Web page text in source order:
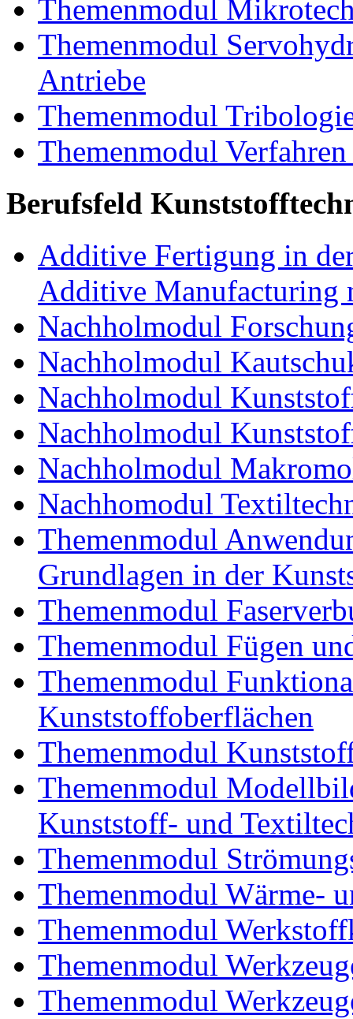
Themenmodul
Themenmodul
Antriebe
Themenmodul
Themenmodul
Berufsfeld
Additive Fertigung in
Additive Manufacturing
Nachholmodul
Nachholmodul
Nachholmodul
Nachholmodul
Nachholmodul
Nachhomodul
Themenmodul
Grundlagen in der
Themenmodul
Themenmodul Fügen
Themenmodul
Kunststoffoberflächen
Themenmodul
Themenmodul
Kunststoff- und
Themenmodul
Themenmodul Wärme-
Themenmodul
Themenmodul
Themenmodul